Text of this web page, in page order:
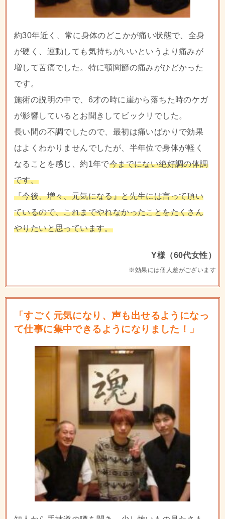
約30年近く、常に身体のどこかが痛い状態で、全身
が硬く、運動しても気持ちがいいというより痛みが
増して苦痛でした。特に顎関節の痛みがひどかった
です。
施術の説明の中で、6才の時に崖から落ちた時のケガ
が影響しているとお聞きしてビックリでした。
長い間の不調でしたので、最初は痛いばかりで効果
はよくわかりませんでしたが、半年位で身体が軽く
なることを感じ、約1年で今までにない絶好調の体調
です。
『今後、増々、元気になる』と先生には言って頂い
ているので、これまでやれなかったことをたくさん
やりたいと思っています。
Y様（60代女性）
※効果には個人差がございます
「すごく元気になり、声も出せるようになっ
て仕事に集中できるようになりました！」